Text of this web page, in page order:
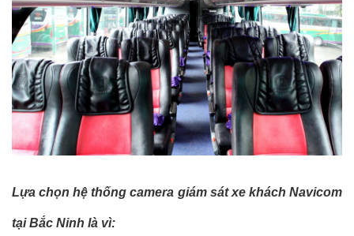
Lựa chọn hệ thống camera giám sát xe khách Navicom
tại Bắc Ninh là vì: